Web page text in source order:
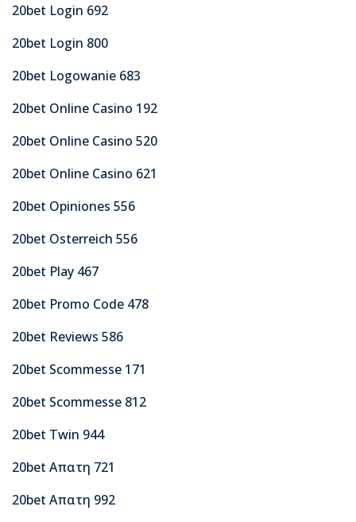
20bet Login 692
20bet Login 800
20bet Logowanie 683
20bet Online Casino 192
20bet Online Casino 520
20bet Online Casino 621
20bet Opiniones 556
20bet Osterreich 556
20bet Play 467
20bet Promo Code 478
20bet Reviews 586
20bet Scommesse 171
20bet Scommesse 812
20bet Twin 944
20bet Απατη 721
20bet Απατη 992